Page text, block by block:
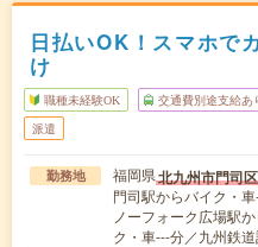
日払いOK！スマホで
け
職種未経験OK 交通費別途支給あ
派遣
勤務地 福岡県北九州市門司区
門司駅からバイク・
ノーフォーク広場駅
ク・車---分／九州鉄